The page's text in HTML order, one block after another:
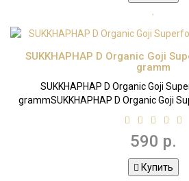
SUKKHAPHAP D Organic Goji
gramm
SUKKHAPHAP D Organic Goji
grammSUKKHAPHAP D Organic Goji
590 р.
Купить